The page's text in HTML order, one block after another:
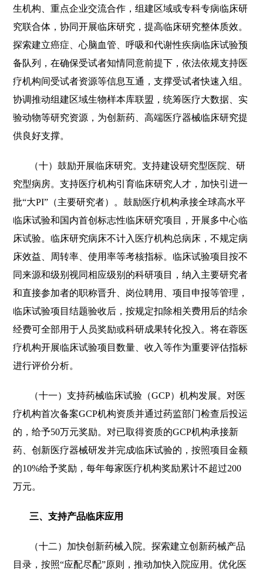
生机构、重点企业交流合作，组建区域或专科专病临床研
究联合体，协同开展临床研究，提高临床研究整体质效。
探索建立癌症、心脑血管、呼吸和代谢性疾病临床试验预
备队列，在确保受试者知情同意前提下，依法依规支持医
疗机构间受试者资源等信息互通，支撑受试者快速入组。
协调推动组建区域生物样本库联盟，统筹医疗大数据、实
验动物等研究资源，为创新药、高端医疗器械临床研究提
供良好支撑。
（十）鼓励开展临床研究。支持建设研究型医院、研
究型病房。支持医疗机构引育临床研究人才，加快引进一
批“大PI”（主要研究者）。鼓励医疗机构承接全球高水平
临床试验和国内首创标志性临床研究项目，开展多中心临
床试验。临床研究病床不计入医疗机构总病床，不规定病
床效益、周转率、使用率等考核指标。临床试验项目按不
同来源和级别视同相应级别的科研项目，纳入主要研究者
和直接参加者的职称晋升、岗位聘用、项目申报等管理，
临床试验项目结题验收后，按规定扣除相关费用后的结余
经费可全部用于人员奖励或科研成果转化投入。将在蓉医
疗机构开展临床试验项目数量、收入等作为重要评估指标
进行评价分析。
（十一）支持药械临床试验（GCP）机构发展。对医
疗机构首次备案GCP机构资质并通过药监部门检查后投运
的，给予50万元奖励。对已取得资质的GCP机构承接新
药、创新医疗器械研发并完成临床试验的，按照项目金额
的10%给予奖励，每年每家医疗机构奖励累计不超过200
万元。
三、支持产品临床应用
（十二）加快创新药械入院。探索建立创新药械产品
目录，按照“应配尽配”原则，推动加快入院应用。优化医